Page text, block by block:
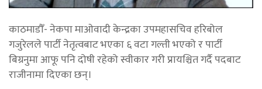
काठमाडौँ- नेकपा माओवादी केन्द्रका उपमहासचिव हरिबोल
गजुरेलले पार्टी नेतृत्वबाट भएका ६ वटा गल्ती भएको र पार्टी
बिग्रनुमा आफू पनि दोषी रहेको स्वीकार गरी प्रायश्चित गर्दै पदबाट
राजीनामा दिएका छन्।